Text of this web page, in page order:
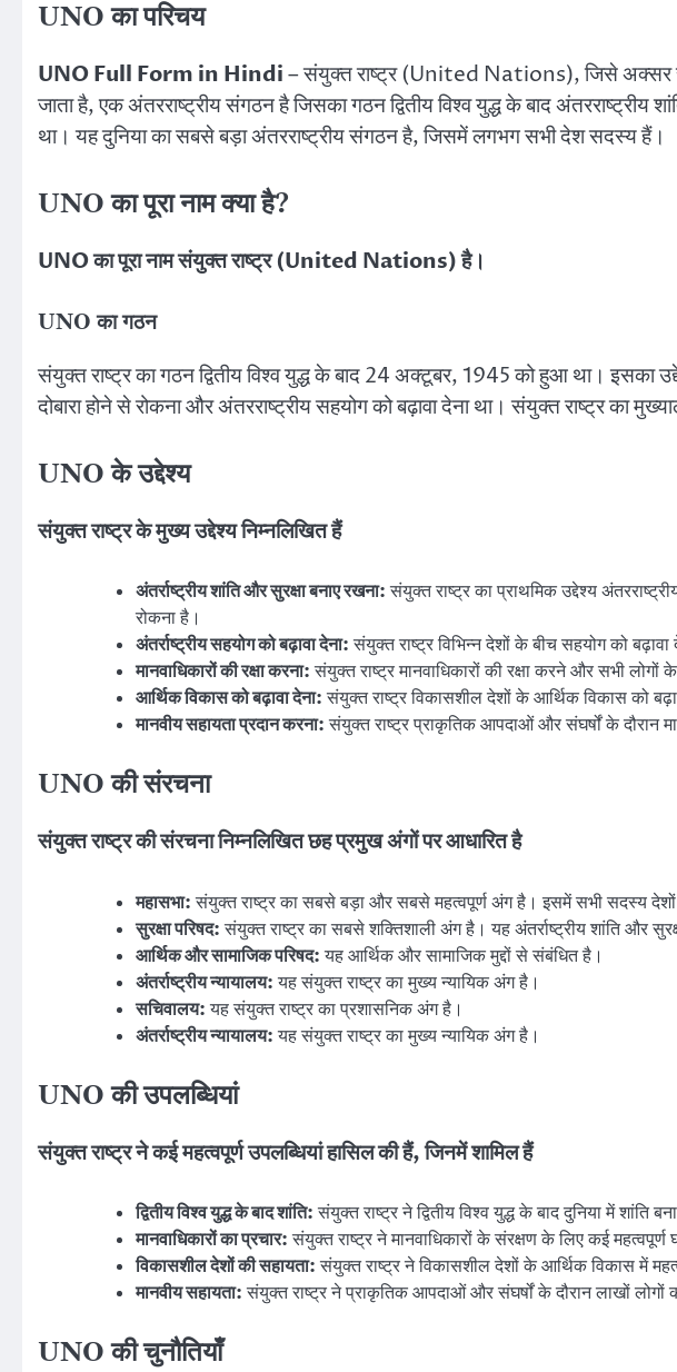
UNO का परिचय
UNO Full Form in Hindi– संयुक्त राष्ट्र (United Nations), जिसे अक्सर
जाता है, एक अंतरराष्ट्रीय संगठन है जिसका गठन द्वितीय विश्व युद्ध के बाद अंतरराष्ट्रीय
था। यह दुनिया का सबसे बड़ा अंतरराष्ट्रीय संगठन है, जिसमें लगभग सभी देश सदस्य हैं।
UNO का पूरा नाम क्या है?
UNO का पूरा नाम संयुक्त राष्ट्र (United Nations) है।
UNO का गठन
संयुक्त राष्ट्र का गठन द्वितीय विश्व युद्ध के बाद 24 अक्टूबर, 1945 को हुआ था। इसका
दोबारा होने से रोकना और अंतरराष्ट्रीय सहयोग को बढ़ावा देना था। संयुक्त राष्ट्र का
UNO के उद्देश्य
संयुक्त राष्ट्र के मुख्य उद्देश्य निम्नलिखित हैं
अंतर्राष्ट्रीय शांति और सुरक्षा बनाए रखना:संयुक्त राष्ट्र का प्राथमिक उद्देश्य
रोकना है।
अंतर्राष्ट्रीय सहयोग को बढ़ावा देना:संयुक्त राष्ट्र विभिन्न देशों के बीच सहयोग को
मानवाधिकारों की रक्षा करना:संयुक्त राष्ट्र मानवाधिकारों की रक्षा करने और सभी
आर्थिक विकास को बढ़ावा देना:संयुक्त राष्ट्र विकासशील देशों के आर्थिक विकास को
मानवीय सहायता प्रदान करना:संयुक्त राष्ट्र प्राकृतिक आपदाओं और संघर्षों के दौरान
UNO की संरचना
संयुक्त राष्ट्र की संरचना निम्नलिखित छह प्रमुख अंगों पर आधारित है
महासभा:संयुक्त राष्ट्र का सबसे बड़ा और सबसे महत्वपूर्ण अंग है। इसमें सभी सदस्य देशों
सुरक्षा परिषद:संयुक्त राष्ट्र का सबसे शक्तिशाली अंग है। यह अंतर्राष्ट्रीय शांति और
आर्थिक और सामाजिक परिषद:यह आर्थिक और सामाजिक मुद्दों से संबंधित है।
अंतर्राष्ट्रीय न्यायालय:यह संयुक्त राष्ट्र का मुख्य न्यायिक अंग है।
सचिवालय:यह संयुक्त राष्ट्र का प्रशासनिक अंग है।
अंतर्राष्ट्रीय न्यायालय:यह संयुक्त राष्ट्र का मुख्य न्यायिक अंग है।
UNO की उपलब्धियां
संयुक्त राष्ट्र ने कई महत्वपूर्ण उपलब्धियां हासिल की हैं, जिनमें शामिल हैं
द्वितीय विश्व युद्ध के बाद शांति:संयुक्त राष्ट्र ने द्वितीय विश्व युद्ध के बाद दुनिया में शांति
मानवाधिकारों का प्रचार:संयुक्त राष्ट्र ने मानवाधिकारों के संरक्षण के लिए कई महत्वपूर्ण
विकासशील देशों की सहायता:संयुक्त राष्ट्र ने विकासशील देशों के आर्थिक विकास में
मानवीय सहायता:संयुक्त राष्ट्र ने प्राकृतिक आपदाओं और संघर्षों के दौरान लाखों लोगों
UNO की चुनौतियाँ